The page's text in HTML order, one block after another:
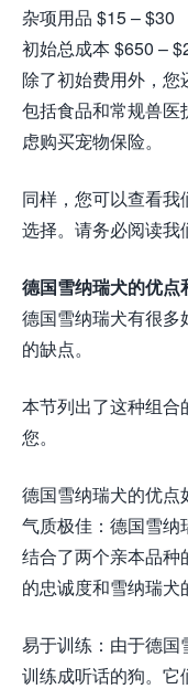
杂项用品 $15 – $30
初始总成本 $650 –
除了初始费用外，您
包括食品和常规兽
虑购买宠物保险。
同样，您可以查看
选择。请务必阅读我
德国雪纳瑞犬的优点
德国雪纳瑞犬有很多
的缺点。
本节列出了这种组合
您。
德国雪纳瑞犬的优点
气质极佳：德国雪纳
结合了两个亲本品种
的忠诚度和雪纳瑞犬
易于训练：由于德国
训练成听话的狗。